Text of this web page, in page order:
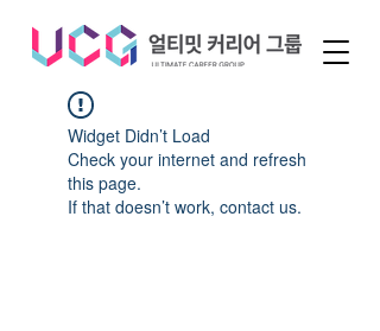
Widget Didn’t Load
Check your internet and refresh
this page.
If that doesn’t work, contact us.